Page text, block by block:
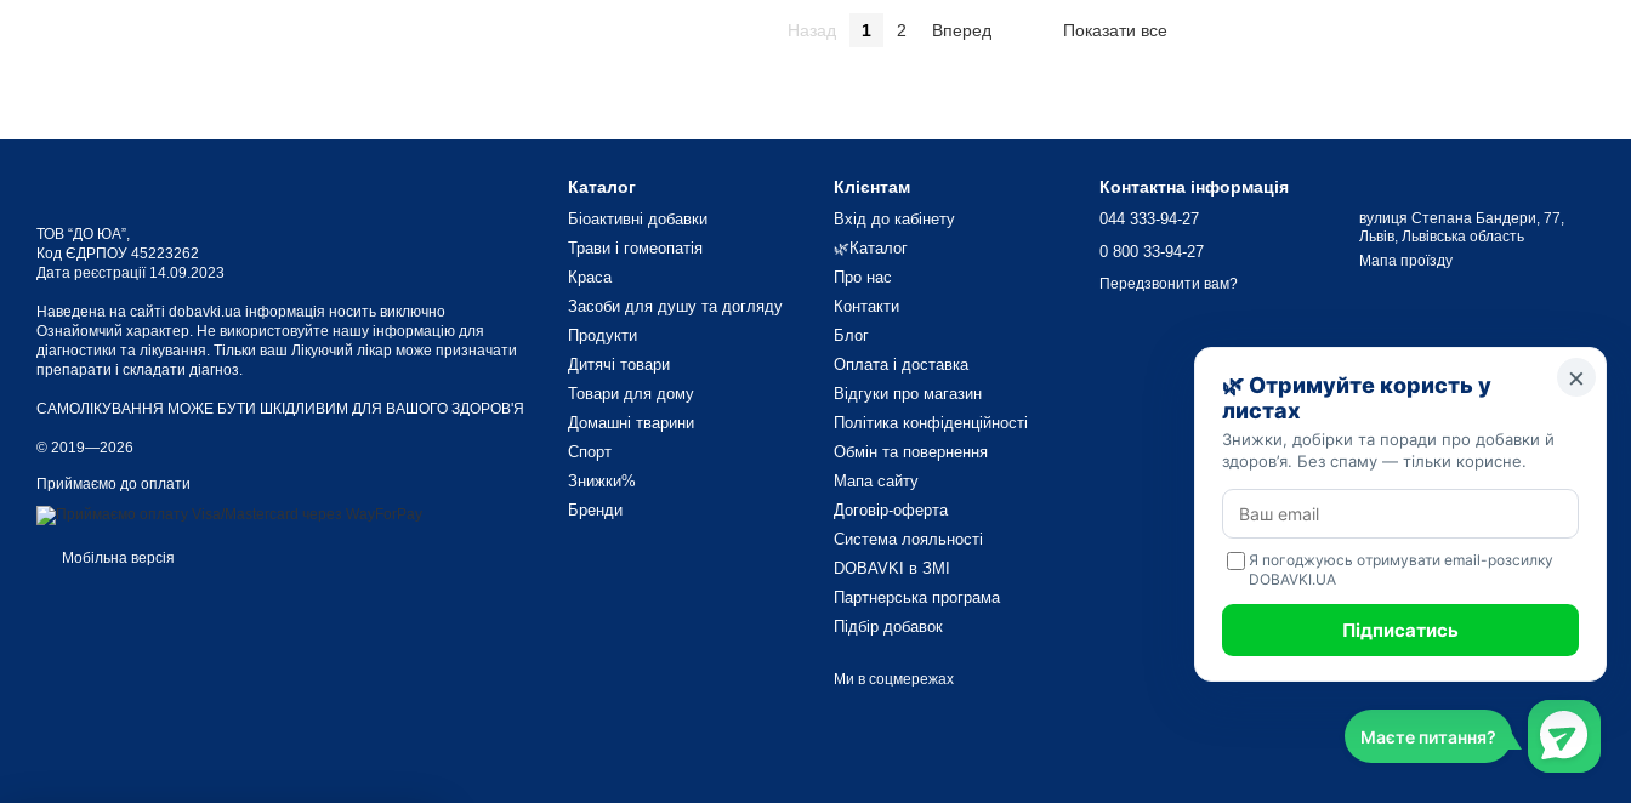
Назад 1 2 Вперед Показати все
ТОВ “ДО ЮА”,
Код ЄДРПОУ 45223262
Дата реєстрації 14.09.2023
Наведена на сайті dobavki.ua інформація носить виключно
Ознайомчий характер. Не використовуйте нашу інформацію для
діагностики та лікування. Тільки ваш Лікуючий лікар може призначати
препарати і складати діагноз.
САМОЛІКУВАННЯ МОЖЕ БУТИ ШКІДЛИВИМ ДЛЯ ВАШОГО ЗДОРОВ'Я
© 2019—2026
Приймаємо до оплати
Мобільна версія
Каталог
Біоактивні добавки
Трави і гомеопатія
Краса
Засоби для душу та догляду
Продукти
Дитячі товари
Товари для дому
Домашні тварини
Спорт
Знижки%
Бренди
Клієнтам
Вхід до кабінету
🌿Каталог
Про нас
Контакти
Блог
Оплата і доставка
Відгуки про магазин
Політика конфіденційності
Обмін та повернення
Мапа сайту
Договір-оферта
Система лояльності
DOBAVKI в ЗМІ
Партнерська програма
Підбір добавок
Ми в соцмережах
Контактна інформація
044 333-94-27
0 800 33-94-27
Передзвонити вам?
вулиця Степана Бандери, 77,
Львів, Львівська область
Мапа проїзду